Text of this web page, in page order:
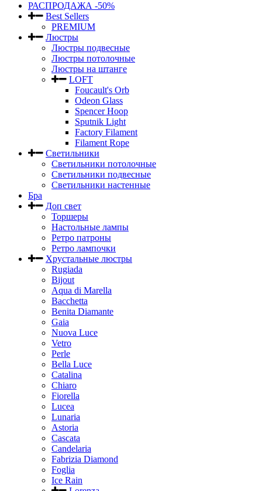
РАСПРОДАЖА -50%
Best Sellers
PREMIUM
Люстры
Люстры подвесные
Люстры потолочные
Люстры на штанге
LOFT
Foucault's Orb
Odeon Glass
Spencer Hoop
Sputnik Light
Factory Filament
Filament Rope
Светильники
Светильники потолочные
Светильники подвесные
Светильники настенные
Бра
Доп свет
Торшеры
Настольные лампы
Ретро патроны
Ретро лампочки
Хрустальные люстры
Rugiada
Bijout
Aqua di Marella
Bacchetta
Benita Diamante
Gaia
Nuova Luce
Vetro
Perle
Bella Luce
Сatalina
Chiaro
Fiorella
Lucea
Lunaria
Astoria
Cascata
Candelaria
Fabrizia Diamond
Foglia
Ice Rain